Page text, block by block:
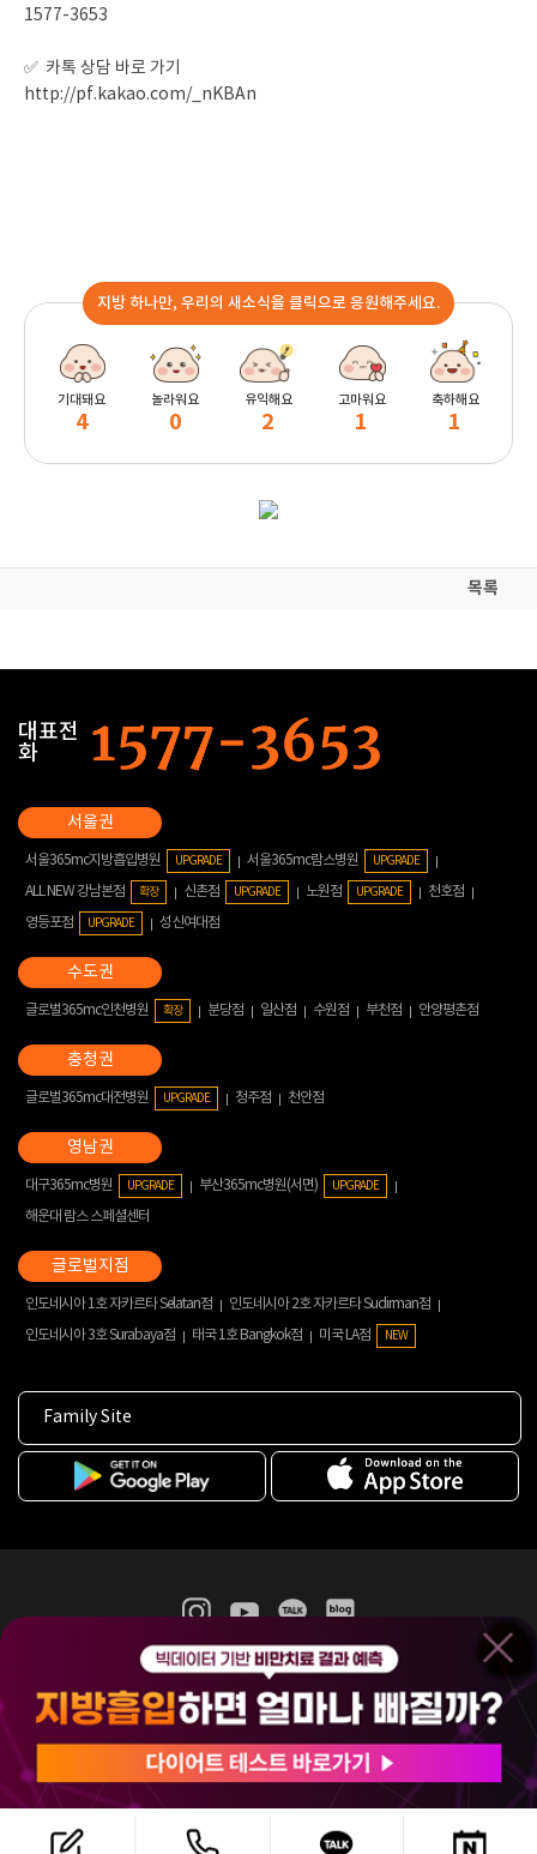
1577-3653
✅ 카톡 상담 바로 가기
http://pf.kakao.com/_nKBAn
지방 하나만, 우리의 새소식을 클릭으로 응원해주세요.
기대돼요
4
놀라워요
0
유익해요
2
고마워요
1
축하해요
1
목록
대표전
화
서울365mc지방흡입병원 UPGRADE 서울365mc람스병원 UPGRADE
ALL NEW 강남본점 확장 신촌점 UPGRADE 노원점 UPGRADE
천호점
영등포점
UPGRADE 성신여대점
글로벌365mc인천병원 확장 분당점 일산점 수원점 부천점 안양평촌점
글로벌365mc대전병원 UPGRADE 청주점 천안점
대구365mc병원 UPGRADE 부산365mc병원(서면) UPGRADE
해운대 람스 스페셜센터
인도네시아 1호 자카르타 Selatan점
인도네시아 2호 자카르타 Sudirman점
인도네시아 3호 Surabaya점
태국 1호 Bangkok점 미국 LA점 NEW
Family Site
365mc 병·의원 이용약관
홈페이지 이용약관
비급여진료수가
(주)365mcㅣ서울특별시 서초구 서초대로52길 7, 3~4층(서초동, 제일빌딩)
120-87-04354ㅣ김남철
COPYRIGHT(C) 2025 365mc. ALL RIGHTS RESERVED.